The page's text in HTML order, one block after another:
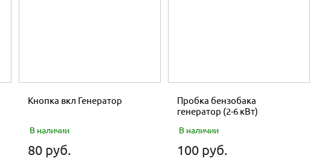
Кнопка вкл Генератор
В наличии
80 руб.
Пробка бензобака
генератор (2-6 кВт)
В наличии
100 руб.